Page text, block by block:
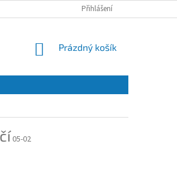
A JEJICH POUŽÍVÁNÍ O NÁS
Přihlášení
NÁKUPNÍ
Prázdný košík
05-02